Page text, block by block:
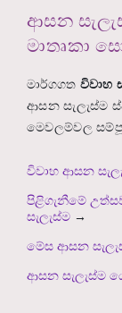
ආසන
මාතෘකා
මාර්ගගත විවාහ
ආසන සැලැස්ම
මෙවලම්වල
විවාහ ආසන
පිළිගැනීමේ
සැලැස්ම →
මේස ආසන
ආසන සැලැස්ම